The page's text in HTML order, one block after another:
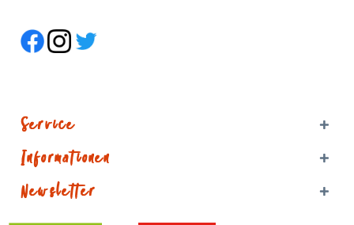
Service
Informationen
Newsletter